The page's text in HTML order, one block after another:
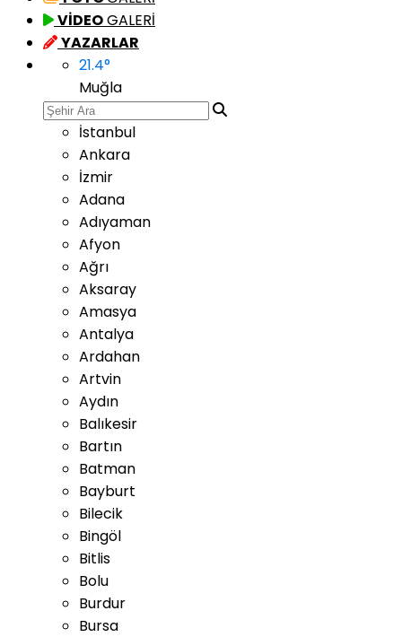
VİDEOGALERİ
YAZARLAR
21.4°
Muğla
İstanbul
Ankara
İzmir
Adana
Adıyaman
Afyon
Ağrı
Aksaray
Amasya
Antalya
Ardahan
Artvin
Aydın
Balıkesir
Bartın
Batman
Bayburt
Bilecik
Bingöl
Bitlis
Bolu
Burdur
Bursa